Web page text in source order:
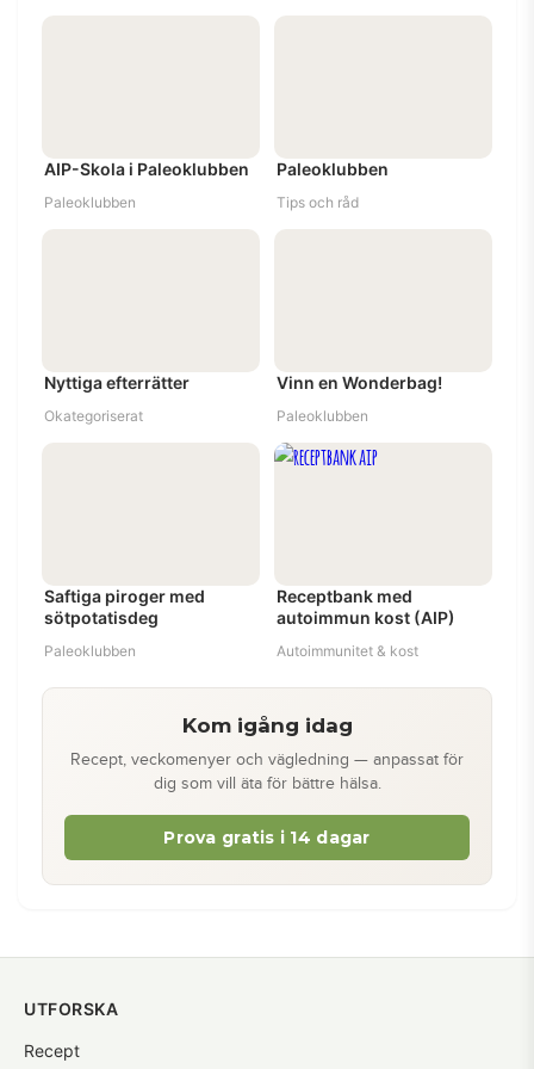
AIP-Skola i Paleoklubben
Paleoklubben
Paleoklubben
Tips och råd
Nyttiga efterrätter
Okategoriserat
Vinn en Wonderbag!
Paleoklubben
Saftiga piroger med
sötpotatisdeg
Paleoklubben
Receptbank med
autoimmun kost (AIP)
Autoimmunitet & kost
Kom igång idag
Recept, veckomenyer och vägledning — anpassat för
dig som vill äta för bättre hälsa.
Prova gratis i 14 dagar
UTFORSKA
Recept